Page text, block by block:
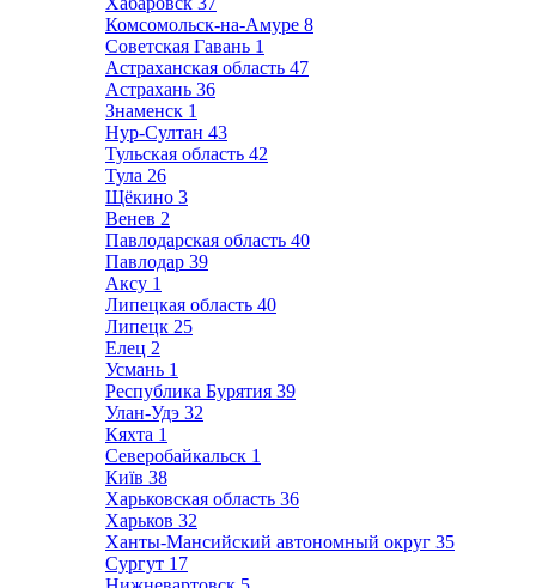
Комсомольск-на-Амуре 8
Советская Гавань 1
Астраханская область 47
Астрахань 36
Знаменск 1
Нур-Султан 43
Тульская область 42
Тула 26
Щёкино 3
Венев 2
Павлодарская область 40
Павлодар 39
Аксу 1
Липецкая область 40
Липецк 25
Елец 2
Усмань 1
Республика Бурятия 39
Улан-Удэ 32
Кяхта 1
Северобайкальск 1
Київ 38
Харьковская область 36
Харьков 32
Ханты-Мансийский автономный округ 35
Сургут 17